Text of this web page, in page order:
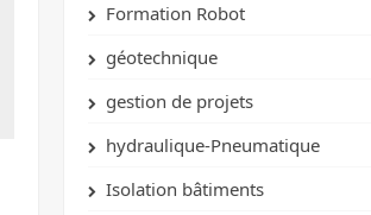
Formation Robot
géotechnique
gestion de projets
hydraulique-Pneumatique
Isolation bâtiments